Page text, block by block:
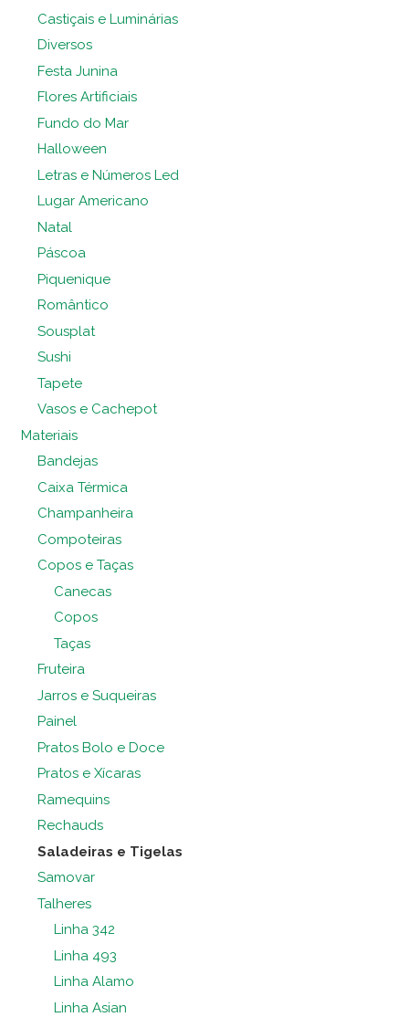
Castiçais e Luminárias
Diversos
Festa Junina
Flores Artificiais
Fundo do Mar
Halloween
Letras e Números Led
Lugar Americano
Natal
Páscoa
Piquenique
Romântico
Sousplat
Sushi
Tapete
Vasos e Cachepot
Materiais
Bandejas
Caixa Térmica
Champanheira
Compoteiras
Copos e Taças
Canecas
Copos
Taças
Fruteira
Jarros e Suqueiras
Painel
Pratos Bolo e Doce
Pratos e Xícaras
Ramequins
Rechauds
Saladeiras e Tigelas
Samovar
Talheres
Linha 342
Linha 493
Linha Alamo
Linha Asian